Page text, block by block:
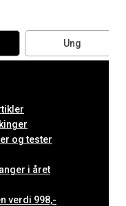
Ung
og tester
i året
verdi 998,-